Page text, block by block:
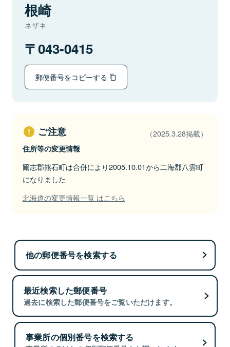
根崎
ネザキ
043-0415
郵便番号をコピーする
ご注意 （2025.3.28掲載）
住所等の変更情報
爾志郡熊石町は合併により2005.10.01から二海郡八雲町
になりました
北海道の変更情報一覧 はこちら
他の郵便番号を検索する
最近検索した郵便番号
過去に検索した郵便番号をご覧いただけます。
事業所の個別番号を検索する